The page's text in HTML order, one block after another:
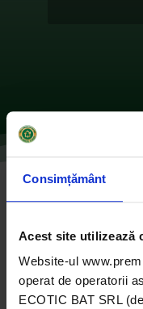
Consimțământ
Acest site utilizează
Website-ul
operat de operatorii
ECOTIC BAT SRL
MILIOANE DE
de Ecotic|oct. 12,
Marele Premiu
comentarii